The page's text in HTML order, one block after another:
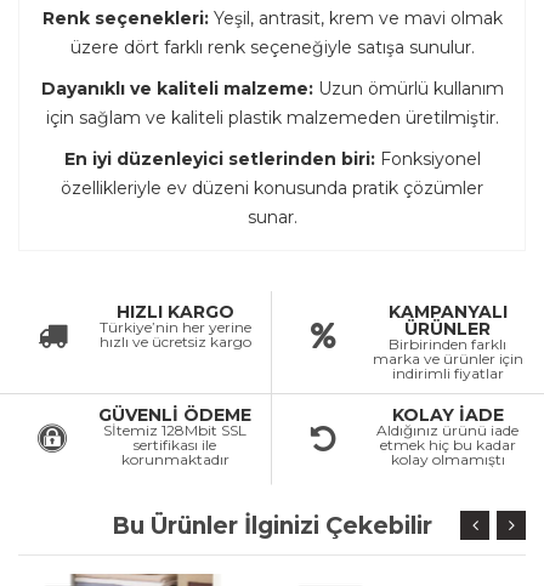
Renk seçenekleri:Yeşil, antrasit, krem ve mavi olmak
üzere dört farklı renk seçeneğiyle satışa sunulur.
Dayanıklı ve kaliteli malzeme:Uzun ömürlü kullanım
için sağlam ve kaliteli plastik malzemeden üretilmiştir.
En iyi düzenleyici setlerinden biri:Fonksiyonel
özellikleriyle ev düzeni konusunda pratik çözümler
sunar.
HIZLI KARGO
Türkiye’nin her yerine
hızlı ve ücretsiz kargo
KAMPANYALI
ÜRÜNLER
Birbirinden farklı
marka ve ürünler için
indirimli fiyatlar
GÜVENLİ ÖDEME
Sİtemiz 128Mbit SSL
sertifikası ile
korunmaktadır
KOLAY İADE
Aldığınız ürünü iade
etmek hiç bu kadar
kolay olmamıştı
Bu Ürünler İlginizi Çekebilir